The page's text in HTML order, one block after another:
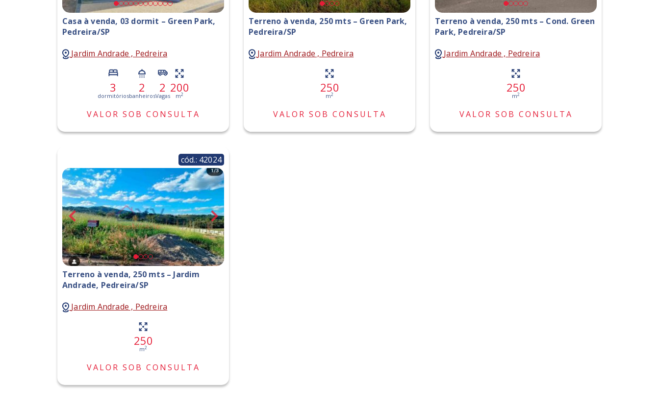
Casa à venda, 03 dormit – Green Park,
Pedreira/SP
Jardim Andrade , Pedreira
3
dormitórios
2
banheiros
2
Vagas
200
m2
VALOR SOB CONSULTA
Terreno à venda, 250 mts – Green Park,
Pedreira/SP
Jardim Andrade , Pedreira
250
m2
VALOR SOB CONSULTA
Terreno à venda, 250 mts – Cond. Green
Park, Pedreira/SP
Jardim Andrade , Pedreira
250
m2
VALOR SOB CONSULTA
cód.: 42024
Terreno à venda, 250 mts – Jardim
Andrade, Pedreira/SP
Jardim Andrade , Pedreira
250
m2
VALOR SOB CONSULTA